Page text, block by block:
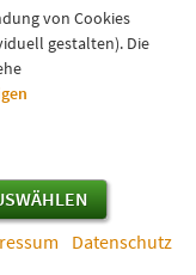
einen
des Rechts:
Gratis-InfoPakete
von Cookies
gestalten). Die
Sie z.B. als Nutzer
Aufruf von
Formularfeld öffnen,
Datenschutz